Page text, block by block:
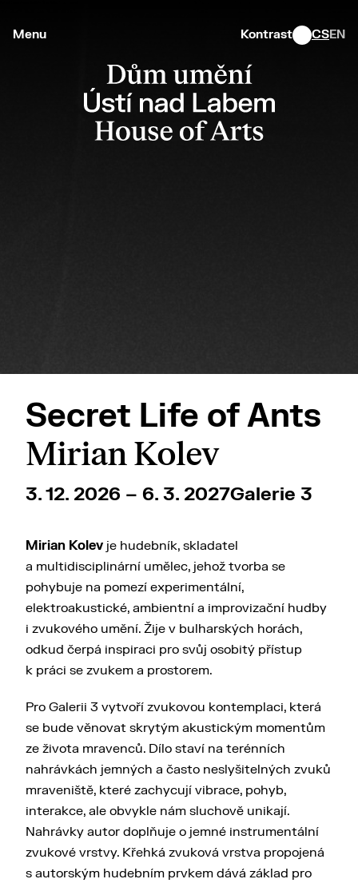
Menu Kontrast CSEN
Secret Life of Ants
Mirian Kolev
3. 12. 2026 – 6. 3. 2027Galerie 3
Mirian Kolev je hudebník, skladatel
a multidisciplinární umělec, jehož tvorba se
pohybuje na pomezí experimentální,
elektroakustické, ambientní a improvizační hudby
i zvukového umění. Žije v bulharských horách,
odkud čerpá inspiraci pro svůj osobitý přístup
k práci se zvukem a prostorem.
Pro Galerii 3 vytvoří zvukovou kontemplaci, která
se bude věnovat skrytým akustickým momentům
ze života mravenců. Dílo staví na terénních
nahrávkách jemných a často neslyšitelných zvuků
mraveniště, které zachycují vibrace, pohyb,
interakce, ale obvykle nám sluchově unikají.
Nahrávky autor doplňuje o jemné instrumentální
zvukové vrstvy. Křehká zvuková vrstva propojená
s autorským hudebním prvkem dává základ pro